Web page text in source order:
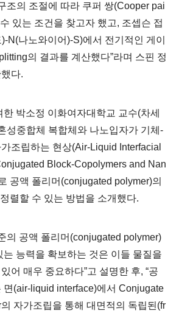
조의 조절에 따라 쿠퍼 쌍(Cooper pai
있는 조건을 찾고자 했고, 조셉슨 접
)-N(나노와이어)-S)에서 전기적인 게이
의 결과를 계산했다”라며 스핀 정
다.
한 박소정 이화여자대학교 교수(차세
성중합체 복합체와 나노입자가 기체 -
조립하는 현상(Air-Liquid Interfacial
Block-Copolymers and Nan
공액 폴리머 (conjugated polymer)의
렬할 수 있는 방법을 소개했다.
의 공액 폴리머 (conjugated polymer)
는 능력을 확보하는 것은 이들 물질을
어 매우 중요하다”고 설명한 후, “공
면 (air-liquid interface)에서 Conjugate
의 자가조립을 통해 대면적의 독립된 (fr